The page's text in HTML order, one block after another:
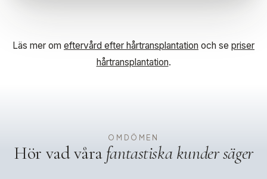
Läs mer om eftervård efter hårtransplantation och se priser
hårtransplantation.
OMDÖMEN
Hör vad vårafantastiska kunder säger